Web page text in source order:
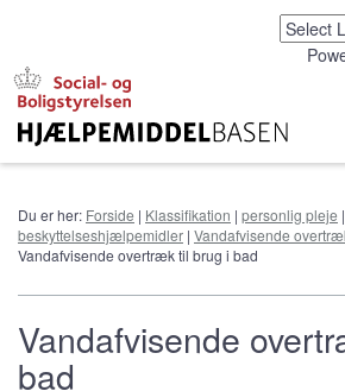
Du er her: Forside | Klassifikation | personlig pleje |
beskyttelseshjælpemidler | Vandafvisende
Vandafvisende overtræk til brug i bad
Vandafvisende
bad